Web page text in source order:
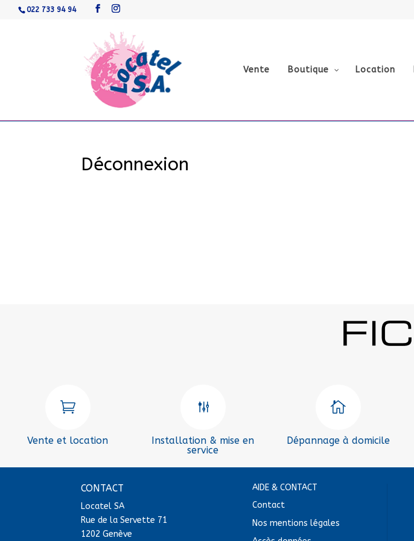
022 733 94 94
Vente Boutique Location
Déconnexion

Vente et location
g
Installation & mise en
service

Dépannage à domicile
CONTACT
Locatel SA
Rue de la Servette 71
1202 Genève
AIDE & CONTACT
Contact
Nos mentions légales